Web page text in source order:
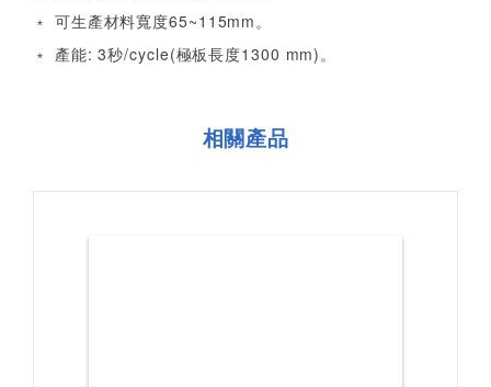
﹡ 可生產材料寬度65~115mm。
﹡ 產能: 3秒/cycle(極板長度1300 mm)。
相關產品